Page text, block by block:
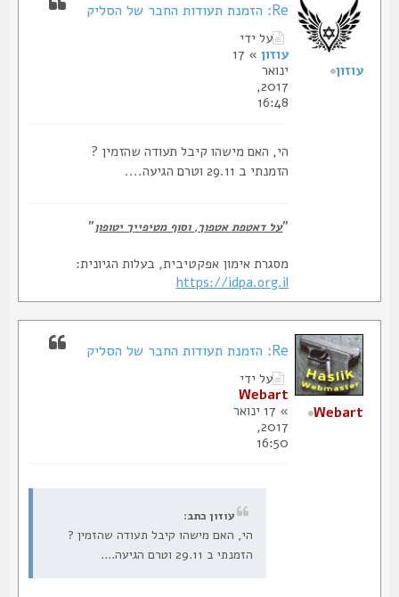
Re: הזמנת תעודות החבר של הסליק
על ידי
עוזון
» 17
2017,
16:48
הי, האם מישהו קיבל תעודה שהזמין ?
הזמנתי ב 29.11 וטרם הגיעה....
על דאטפת אטפוך, וסוף מטיפייך יטופון"
מסגרת אימון אפקטיבית, בעלות הגיונית:
https://idpa.org.il
עוזון
Re: הזמנת תעודות החבר של הסליק
על ידי
Webart
» 17 ינואר
2017,
16:50
עוזון כתב:
הי, האם מישהו קיבל תעודה שהזמין ?
הזמנתי ב 29.11 וטרם הגיעה....
Webart